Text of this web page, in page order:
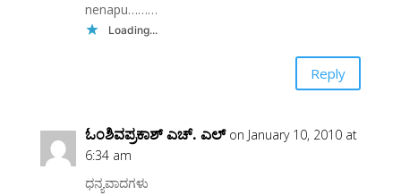
nenapu………
Loading...
Reply
ಓಂಶಿವಪ್ರಕಾಶ್ ಎಚ್. ಎಲ್ on January 10, 2010 at
6:34 am
ಧನ್ಯವಾದಗಳು